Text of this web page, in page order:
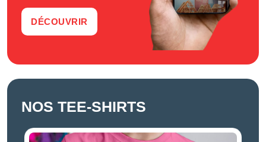
DÉCOUVRIR
NOS TEE-SHIRTS